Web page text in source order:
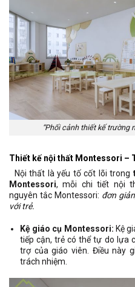
“Phối cảnh thiết kế trường
Thiết kế nội thất Montessori –
Nội thất là yếu tố cốt lõi trong
Montessori, mỗi chi tiết nội
nguyên tắc Montessori: đơn
với trẻ.
Kệ giáo cụ Montessori: Kệ
tiếp cận, trẻ có thể tự do lựa
trợ của giáo viên. Điều này
trách nhiệm.